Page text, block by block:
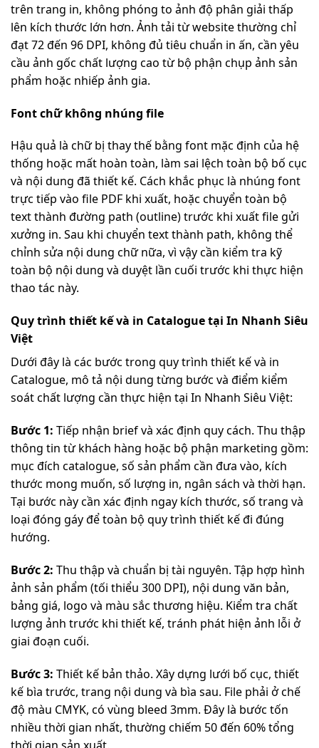
trên trang in, không phóng to ảnh độ phân giải thấp
lên kích thước lớn hơn. Ảnh tải từ website thường chỉ
đạt 72 đến 96 DPI, không đủ tiêu chuẩn in ấn, cần yêu
cầu ảnh gốc chất lượng cao từ bộ phận chụp ảnh sản
phẩm hoặc nhiếp ảnh gia.
Font chữ không nhúng file
Hậu quả là chữ bị thay thế bằng font mặc định của hệ
thống hoặc mất hoàn toàn, làm sai lệch toàn bộ bố cục
và nội dung đã thiết kế. Cách khắc phục là nhúng font
trực tiếp vào file PDF khi xuất, hoặc chuyển toàn bộ
text thành đường path (outline) trước khi xuất file gửi
xưởng in. Sau khi chuyển text thành path, không thể
chỉnh sửa nội dung chữ nữa, vì vậy cần kiểm tra kỹ
toàn bộ nội dung và duyệt lần cuối trước khi thực hiện
thao tác này.
Quy trình thiết kế và in Catalogue tại In Nhanh Siêu
Việt
Dưới đây là các bước trong quy trình thiết kế và in
Catalogue, mô tả nội dung từng bước và điểm kiểm
soát chất lượng cần thực hiện tại In Nhanh Siêu Việt:
Bước 1: Tiếp nhận brief và xác định quy cách. Thu thập
thông tin từ khách hàng hoặc bộ phận marketing gồm:
mục đích catalogue, số sản phẩm cần đưa vào, kích
thước mong muốn, số lượng in, ngân sách và thời hạn.
Tại bước này cần xác định ngay kích thước, số trang và
loại đóng gáy để toàn bộ quy trình thiết kế đi đúng
hướng.
Bước 2: Thu thập và chuẩn bị tài nguyên. Tập hợp hình
ảnh sản phẩm (tối thiểu 300 DPI), nội dung văn bản,
bảng giá, logo và màu sắc thương hiệu. Kiểm tra chất
lượng ảnh trước khi thiết kế, tránh phát hiện ảnh lỗi ở
giai đoạn cuối.
Bước 3: Thiết kế bản thảo. Xây dựng lưới bố cục, thiết
kế bìa trước, trang nội dung và bìa sau. File phải ở chế
độ màu CMYK, có vùng bleed 3mm. Đây là bước tốn
nhiều thời gian nhất, thường chiếm 50 đến 60% tổng